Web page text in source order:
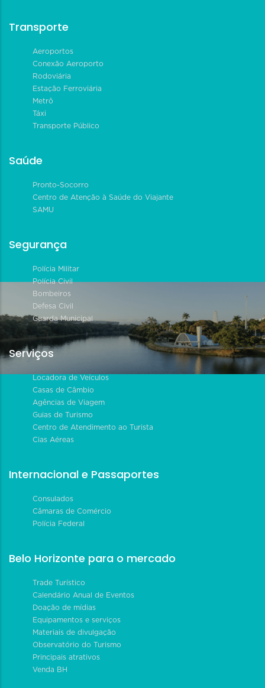
Transporte
Aeroportos
Conexão Aeroporto
Rodoviária
Estação Ferroviária
Metrô
Táxi
Transporte Público
Saúde
Pronto-Socorro
Centro de Atenção à Saúde do Viajante
SAMU
Segurança
Polícia Militar
Polícia Civil
Bombeiros
Defesa Civil
Guarda Municipal
Serviços
Locadora de Veículos
Casas de Câmbio
Agências de Viagem
Guias de Turismo
Centro de Atendimento ao Turista
Cias Aéreas
Internacional e Passaportes
Consulados
Câmaras de Comércio
Polícia Federal
Belo Horizonte para o mercado
Trade Turístico
Calendário Anual de Eventos
Doação de mídias
Equipamentos e serviços
Materiais de divulgação
Observatório do Turismo
Principais atrativos
Venda BH